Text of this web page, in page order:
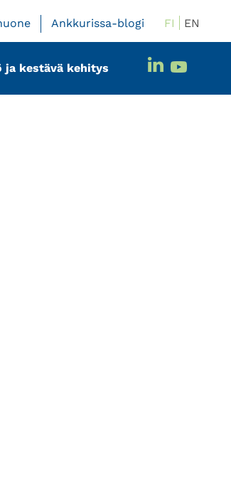
Ankkurissa-blogi FI EN
ja kestävä kehitys